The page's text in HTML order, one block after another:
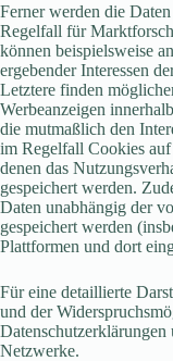
Ferner werden die
Regelfall für
können beispielsweise
ergebender Interessen
Letztere finden
Werbeanzeigen
die mutmaßlich den
im Regelfall Cookies
denen das
gespeichert werden.
Daten unabhängig der
gespeichert werden
Plattformen und dort
Für eine detaillierte
und der
Netzwerke.